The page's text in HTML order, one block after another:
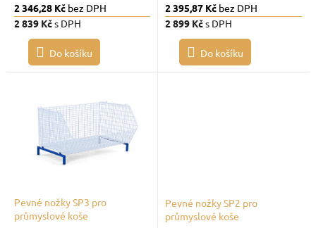
2 346,28 Kč bez DPH
2 839 Kčs DPH
Do košíku
2 395,87 Kč bez DPH
2 899 Kčs DPH
Do košíku
Pevné nožky SP3 pro
průmyslové koše
Pevné nožky SP2 pro
průmyslové koše